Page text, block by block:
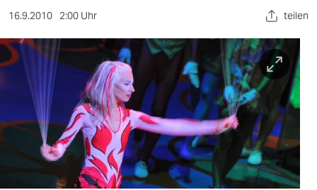
kultur
sport
berlin
nord
wahrheit
verlag
16.9.2010 2:00 Uhr teilen